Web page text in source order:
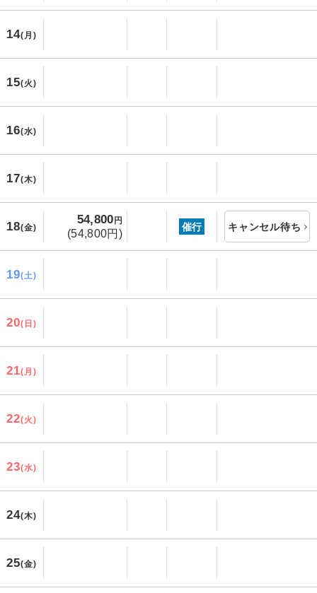
14(月)
15(火)
16(水)
17(木)
18(金)
54,800 円
(54,800円)
催行 キャンセル待ち
19(土)
20(日)
21(月)
22(火)
23(水)
24(木)
25(金)